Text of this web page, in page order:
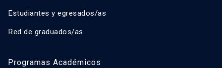
Estudiantes y egresados/as
Red de graduados/as
Programas Académicos